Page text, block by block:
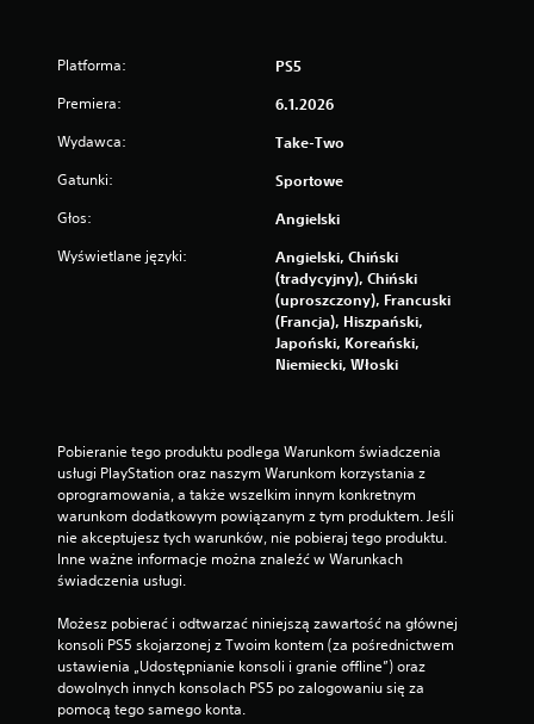
Platforma: PS5
Premiera: 6.1.2026
Wydawca: Take-Two
Gatunki: Sportowe
Głos: Angielski
Wyświetlane języki:
Angielski, Chiński
(tradycyjny), Chiński
(uproszczony), Francuski
(Francja), Hiszpański,
Japoński, Koreański,
Niemiecki, Włoski
Pobieranie tego produktu podlega Warunkom świadczenia
usługi PlayStation oraz naszym Warunkom korzystania z
oprogramowania, a także wszelkim innym konkretnym
warunkom dodatkowym powiązanym z tym produktem. Jeśli
nie akceptujesz tych warunków, nie pobieraj tego produktu.
Inne ważne informacje można znaleźć w Warunkach
świadczenia usługi.
Możesz pobierać i odtwarzać niniejszą zawartość na głównej
konsoli PS5 skojarzonej z Twoim kontem (za pośrednictwem
ustawienia „Udostępnianie konsoli i granie offline”) oraz
dowolnych innych konsolach PS5 po zalogowaniu się za
pomocą tego samego konta.